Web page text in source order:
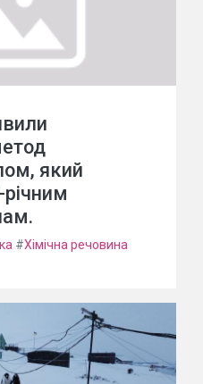
який
#Хімічна речовина